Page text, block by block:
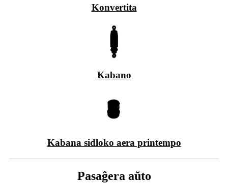
Konvertita
Kabano
Kabana sidloko aera printempo
Pasaĝera aŭto